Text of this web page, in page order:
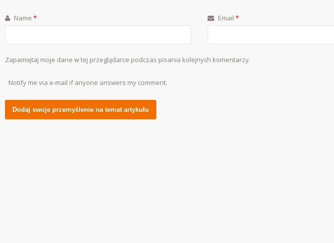
Name * Email *
Zapamiętaj moje dane w tej przeglądarce podczas pisania kolejnych komentarzy.
Notify me via e-mail if anyone answers my comment.